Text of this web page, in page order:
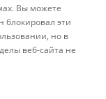
11 августа
Стоимость:
Вы можете
блокировал эти
но в
веб-сайта не